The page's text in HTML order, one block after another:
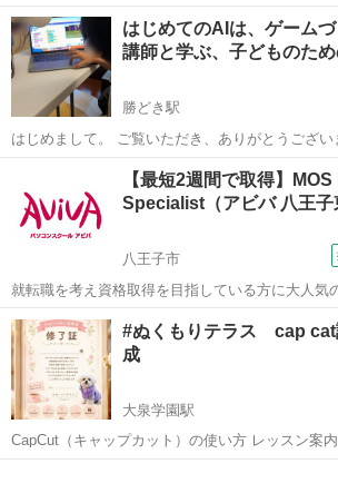
器の出張サポートを展開しております。 箱から出して取り敢えず出し
てみたけど、使い方がわからない、初期不良？故
や、ホームページ作成やインター...
東京 千代田区 秋葉原駅 Windows総合
はじめてのAIは、ゲーム
講師と学ぶ、子どものた
勝どき駅
はじめまして。 ご覧いただき、ありがとうございます。 AIは
化し、今では私たちの生活や仕事に深く関わる存
これから子どもたちが大人になる頃には、AIを使
うかによって、...
勝どき駅 パソコン
【最短2週間で取得】MOS
Specialist（アビバ 八王
八王子市
就転職を考え資格取得を目指している方に大人気
集中で目指す検定対策の講座です。新規お問い合
リーズナブルな受講料で学べる人気講座です！
東京 八王子市 エクセル
#ぬくもりテラス cap
成
大泉学園駅
CapCut（キャップカット）の使い方 レッスン案内 🍀 #ぬくもりテラ
ス 📱 iPhone対応 ☕ お茶をしながら 自分の写真を使って 素敵な動画